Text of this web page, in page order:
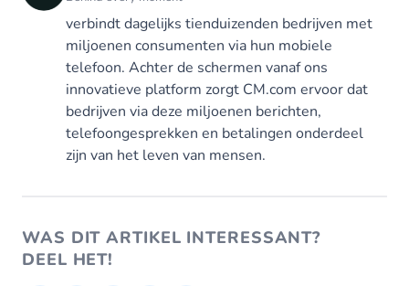
verbindt dagelijks tienduizenden bedrijven met
miljoenen consumenten via hun mobiele
telefoon. Achter de schermen vanaf ons
innovatieve platform zorgt CM.com ervoor dat
bedrijven via deze miljoenen berichten,
telefoongesprekken en betalingen onderdeel
zijn van het leven van mensen.
WAS DIT ARTIKEL INTERESSANT?
DEEL HET!